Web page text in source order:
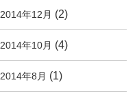
2014年12月 (2)
2014年10月 (4)
2014年8月 (1)